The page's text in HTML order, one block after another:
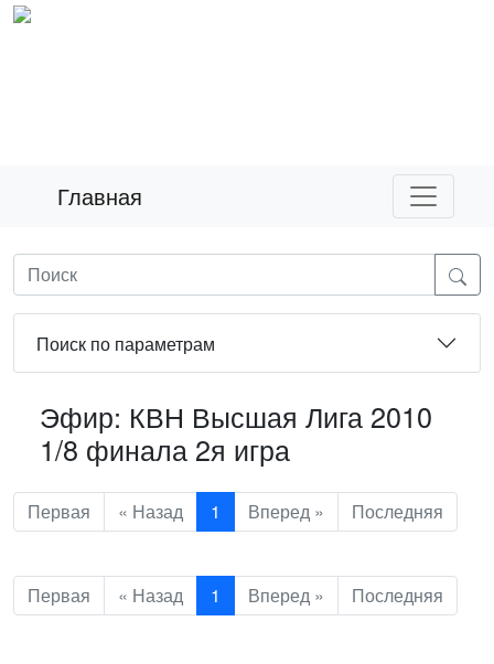
Главная
Поиск по параметрам
Эфир: КВН Высшая Лига 2010
1/8 финала 2я игра
Первая « Назад 1 Вперед » Последняя
Первая « Назад 1 Вперед » Последняя